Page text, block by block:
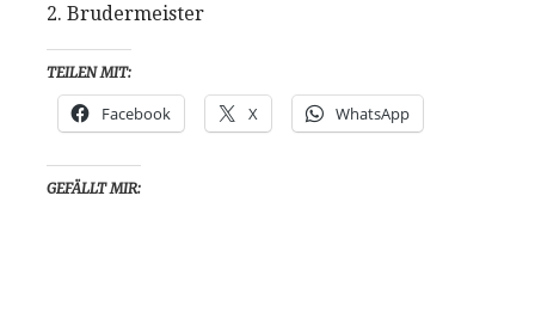
2. Brudermeister
TEILEN MIT:
Facebook X WhatsApp
GEFÄLLT MIR: